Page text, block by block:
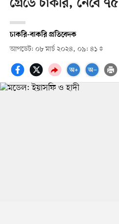
গ্রেডে চাকরি, নেবে
চাকরি-বাকরি প্রতিবেদক
আপডেট: ০৮ মার্চ ২০২৪, ০৯: ৪১